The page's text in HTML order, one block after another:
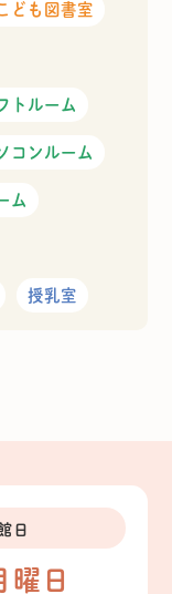
ども図書室
トルーム
コンルーム
ム
授乳室
日
曜日